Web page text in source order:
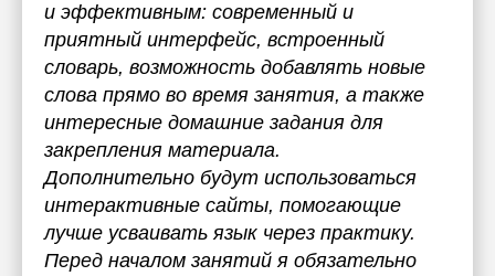
и эффективным: современный и
приятный интерфейс, встроенный
словарь, возможность добавлять новые
слова прямо во время занятия, а также
интересные домашние задания для
закрепления материала.
Дополнительно будут использоваться
интерактивные сайты, помогающие
лучше усваивать язык через практику.
Перед началом занятий я обязательно